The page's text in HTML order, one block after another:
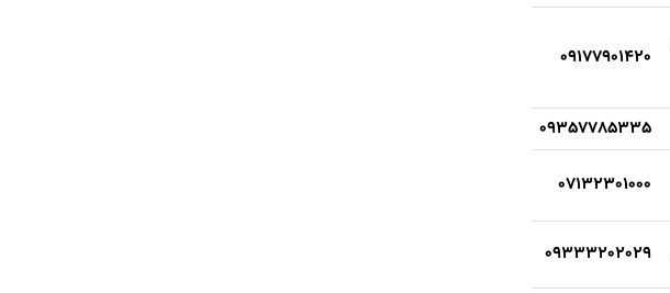
09177901420
09357785335
07132301000
09333202029